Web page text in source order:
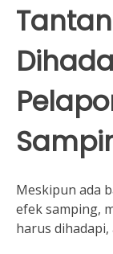
Meskipun ada
efek samping,
harus